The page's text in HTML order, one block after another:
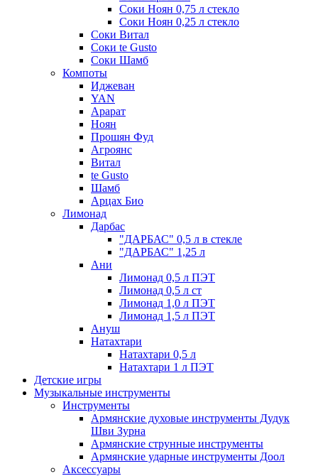
Соки Ноян 0,75 л стекло
Соки Ноян 0,25 л стекло
Соки Витал
Соки te Gusto
Соки Шамб
Компоты
Иджеван
YAN
Арарат
Ноян
Прошян Фуд
Агроянс
Витал
te Gusto
Шамб
Арцах Био
Лимонад
Дарбас
"ДАРБАС" 0,5 л в стекле
"ДАРБАС" 1,25 л
Ани
Лимонад 0,5 л ПЭТ
Лимонад 0,5 л ст
Лимонад 1,0 л ПЭТ
Лимонад 1,5 л ПЭТ
Ануш
Натахтари
Натахтари 0,5 л
Натахтари 1 л ПЭТ
Детские игры
Музыкальные инструменты
Инструменты
Армянские духовые инструменты Дудук
Шви Зурна
Армянские струнные инструменты
Армянские ударные инструменты Доол
Аксессуары